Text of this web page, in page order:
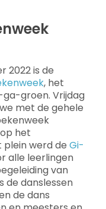
2022 is de
, het
groen. Vrijdag
met de gehele
het
plein werd de Gi-
alle leerlingen
van
de danslessen
de dans